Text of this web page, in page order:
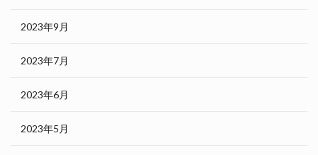
2023年9月
2023年7月
2023年6月
2023年5月